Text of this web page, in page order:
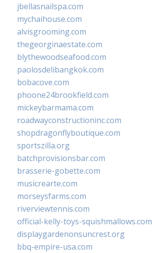
jbellasnailspa.com
mychaihouse.com
alvisgrooming.com
thegeorginaestate.com
blythewoodseafood.com
paolosdelibangkok.com
bobacove.com
phoone24brookfield.com
mickeybarmama.com
roadwayconstructioninc.com
shopdragonflyboutique.com
sportszilla.org
batchprovisionsbar.com
brasserie-gobette.com
musicrearte.com
morseysfarms.com
riverviewtennis.com
official-kelly-toys-squishmallows.com
displaygardenonsuncrest.org
bbq-empire-usa.com